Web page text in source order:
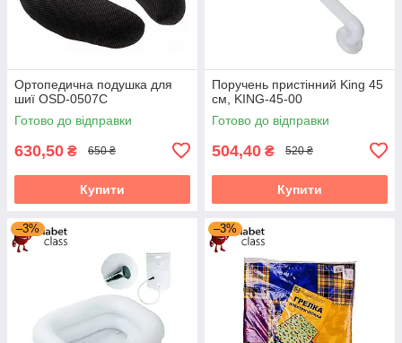
Ортопедична подушка для
шиї OSD-0507C
Готово до відправки
630,50 ₴ 650 ₴
Купити
Поручень пристінний King 45
см, KING-45-00
Готово до відправки
504,40 ₴ 520 ₴
Купити
–3% –3%